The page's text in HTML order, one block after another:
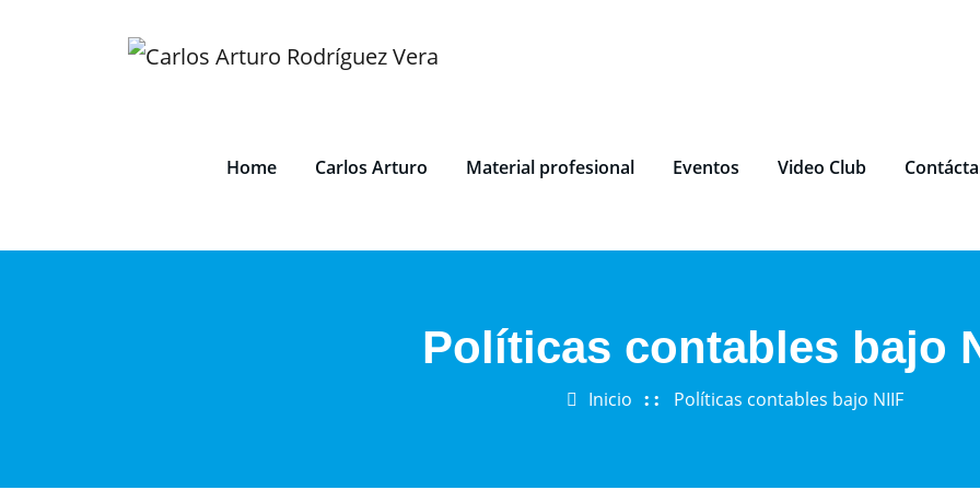
Home Carlos Arturo Material profesional Eventos Video Club
Políticas contables bajo
Inicio Políticas contables bajo NIIF